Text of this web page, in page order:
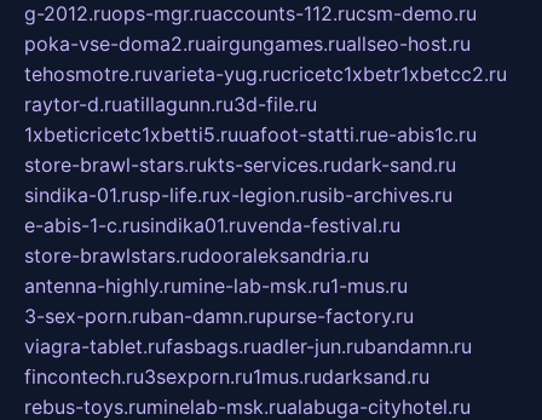
g-2012.ruops-mgr.ruaccounts-112.rucsm-demo.ru
poka-vse-doma2.ruairgungames.ruallseo-host.ru
tehosmotre.ruvarieta-yug.rucricetc1xbetr1xbetcc2.ru
raytor-d.ruatillagunn.ru3d-file.ru
1xbeticricetc1xbetti5.ruuafoot-statti.rue-abis1c.ru
store-brawl-stars.rukts-services.rudark-sand.ru
sindika-01.rusp-life.rux-legion.rusib-archives.ru
e-abis-1-c.rusindika01.ruvenda-festival.ru
store-brawlstars.rudooraleksandria.ru
antenna-highly.rumine-lab-msk.ru1-mus.ru
3-sex-porn.ruban-damn.rupurse-factory.ru
viagra-tablet.rufasbags.ruadler-jun.rubandamn.ru
fincontech.ru3sexporn.ru1mus.rudarksand.ru
rebus-toys.ruminelab-msk.rualabuga-cityhotel.ru